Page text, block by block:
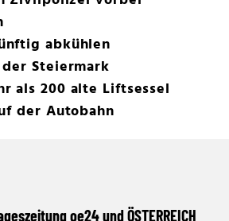
abkühlen
Steiermark
als 200 alte Liftsessel
der Autobahn
oe24 und ÖSTERREICH